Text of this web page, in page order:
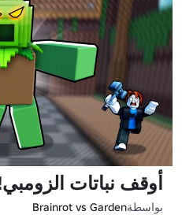
أوقف نباتات
بواسطةBrainrot vs Garden